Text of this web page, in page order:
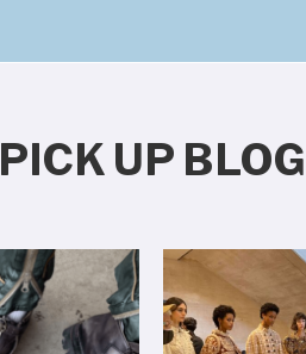
PICK UP BLOG